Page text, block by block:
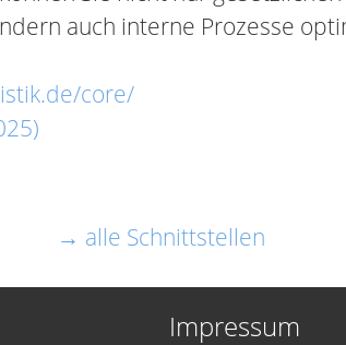
auch interne Prozesse
core/
→ alle Schnittstellen
Impressum